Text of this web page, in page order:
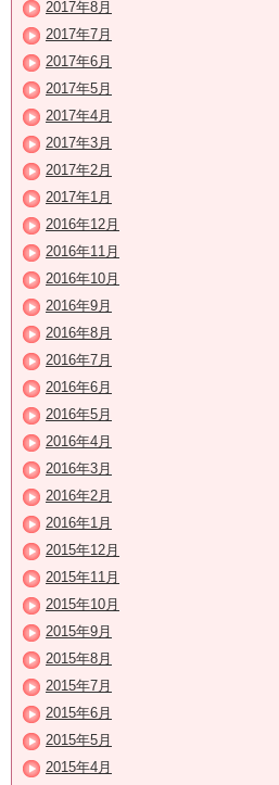
2017年8月
2017年7月
2017年6月
2017年5月
2017年4月
2017年3月
2017年2月
2017年1月
2016年12月
2016年11月
2016年10月
2016年9月
2016年8月
2016年7月
2016年6月
2016年5月
2016年4月
2016年3月
2016年2月
2016年1月
2015年12月
2015年11月
2015年10月
2015年9月
2015年8月
2015年7月
2015年6月
2015年5月
2015年4月